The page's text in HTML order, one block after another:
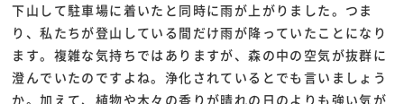
下山して駐車場に着いたと同時に雨が上がりました。つま
り、私たちが登山している間だけ雨が降っていたことになり
ます。複雑な気持ちではありますが、森の中の空気が抜群に
澄んでいたのですよね。浄化されているとでも言いましょう
か。加えて、植物や木々の香りが晴れの日のよりも強い気が